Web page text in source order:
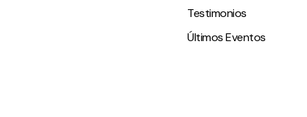
Testimonios
Últimos Eventos